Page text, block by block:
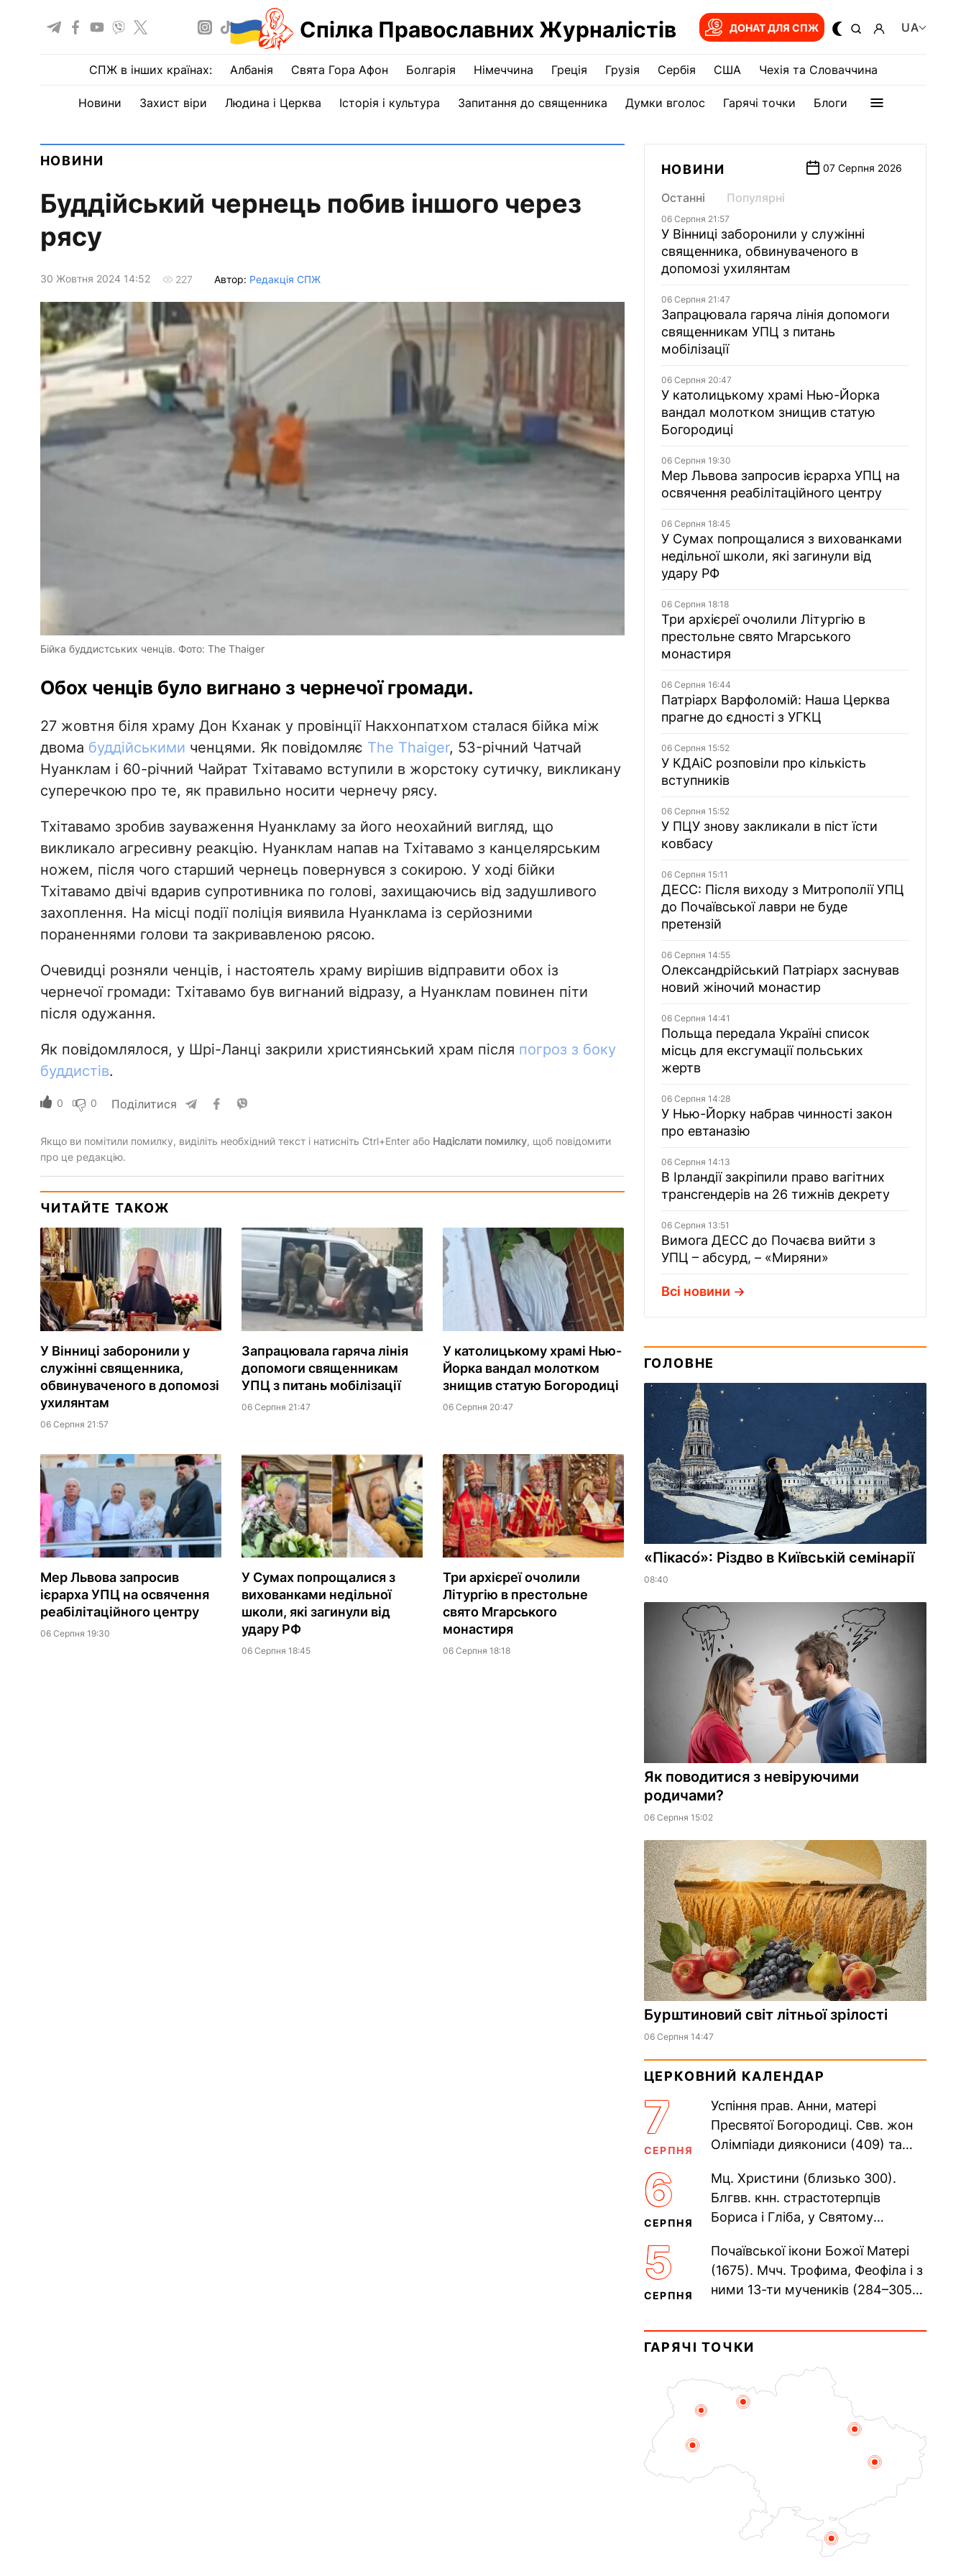
Спілка Православних Журналістів ДОНАТ ДЛЯ СПЖ UA
СПЖ в інших країнах: Албанія Свята Гора Афон Болгарія Німеччина Греція Грузія Сербія США Чехія та Словаччина
Новини Захист віри Людина і Церква Історія і культура Запитання до священника Думки вголос Гарячі точки Блоги
НОВИНИ
Буддійський чернець побив іншого через
рясу
30 Жовтня 2024 14:52 227 Автор: Редакція СПЖ
Бійка буддистських ченців. Фото: The Thaiger
Обох ченців було вигнано з чернечої громади.
27 жовтня біля храму Дон Кханак у провінції Накхонпатхом сталася бійка між
двома буддійськими ченцями. Як повідомляє The Thaiger, 53-річний Чатчай
Нуанклам і 60-річний Чайрат Тхітавамо вступили в жорстоку сутичку, викликану
суперечкою про те, як правильно носити чернечу рясу.
Тхітавамо зробив зауваження Нуанкламу за його неохайний вигляд, що
викликало агресивну реакцію. Нуанклам напав на Тхітавамо з канцелярським
ножем, після чого старший чернець повернувся з сокирою. У ході бійки
Тхітавамо двічі вдарив супротивника по голові, захищаючись від задушливого
захоплення. На місці події поліція виявила Нуанклама із серйозними
пораненнями голови та закривавленою рясою.
Очевидці розняли ченців, і настоятель храму вирішив відправити обох із
чернечої громади: Тхітавамо був вигнаний відразу, а Нуанклам повинен піти
після одужання.
Як повідомлялося, у Шрі-Ланці закрили християнський храм після погроз з боку
буддистів.
0 0 Поділитися
Якщо ви помітили помилку, виділіть необхідний текст і натисніть Ctrl+Enter або Надіслати помилку, щоб повідомити
про це редакцію.
ЧИТАЙТЕ ТАКОЖ
У Вінниці заборонили у
служінні священника,
обвинуваченого в допомозі
ухилянтам
06 Серпня 21:57
Запрацювала гаряча лінія
допомоги священникам
УПЦ з питань мобілізації
06 Серпня 21:47
У католицькому храмі Нью-
Йорка вандал молотком
знищив статую Богородиці
06 Серпня 20:47
Мер Львова запросив
ієрарха УПЦ на освячення
реабілітаційного центру
06 Серпня 19:30
У Сумах попрощалися з
вихованками недільної
школи, які загинули від
удару РФ
06 Серпня 18:45
Три архієреї очолили
Літургію в престольне
свято Мгарського
монастиря
06 Серпня 18:18
НОВИНИ 07 Серпня 2026
Останні Популярні
06 Серпня 21:57
У Вінниці заборонили у служінні
священника, обвинуваченого в
допомозі ухилянтам
06 Серпня 21:47
Запрацювала гаряча лінія допомоги
священникам УПЦ з питань
мобілізації
06 Серпня 20:47
У католицькому храмі Нью-Йорка
вандал молотком знищив статую
Богородиці
06 Серпня 19:30
Мер Львова запросив ієрарха УПЦ на
освячення реабілітаційного центру
06 Серпня 18:45
У Сумах попрощалися з вихованками
недільної школи, які загинули від
удару РФ
06 Серпня 18:18
Три архієреї очолили Літургію в
престольне свято Мгарського
монастиря
06 Серпня 16:44
Патріарх Варфоломій: Наша Церква
прагне до єдності з УГКЦ
06 Серпня 15:52
У КДАіС розповіли про кількість
вступників
06 Серпня 15:52
У ПЦУ знову закликали в піст їсти
ковбасу
06 Серпня 15:11
ДЕСС: Після виходу з Митрополії УПЦ
до Почаївської лаври не буде
претензій
06 Серпня 14:55
Олександрійський Патріарх заснував
новий жіночий монастир
06 Серпня 14:41
Польща передала Україні список
місць для ексгумації польських
жертв
06 Серпня 14:28
У Нью-Йорку набрав чинності закон
про евтаназію
06 Серпня 14:13
В Ірландії закріпили право вагітних
трансгендерів на 26 тижнів декрету
06 Серпня 13:51
Вимога ДЕСС до Почаєва вийти з
УПЦ – абсурд, – «Миряни»
Всі новини
ГОЛОВНЕ
«Пікасо́»: Різдво в Київській семінарії
08:40
Як поводитися з невіруючими
родичами?
06 Серпня 15:02
Бурштиновий світ літньої зрілості
06 Серпня 14:47
ЦЕРКОВНИЙ КАЛЕНДАР
7
СЕРПНЯ
Успіння прав. Анни, матері
Пресвятої Богородиці. Свв. жон
Олімпіади диякониси (409) та
Пам’ять V Вселенського...
6
СЕРПНЯ
Мц. Христини (близько 300).
Блгвв. кнн. страстотерпців
Бориса і Гліба, у Святому
Прп. Полікарпа, архімандрита...
5
СЕРПНЯ
Почаївської ікони Божої Матері
(1675). Мчч. Трофима, Феофіла і з
ними 13-ти мучеників (284–305).
Равенійського (близько 75)....
ГАРЯЧІ ТОЧКИ